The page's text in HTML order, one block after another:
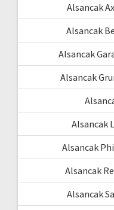
Alsancak
Alsancak
Alsancak
Alsancak
Alsancak
Alsancak
Alsancak
Alsancak